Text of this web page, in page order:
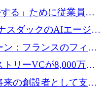
開始
る」ために従業員に
買い付けを実施
スダックのAIエージェ
の資金調達で
：フランスのフィン
リーVCが8,000万ド
ドン事務所を開設
の創設者として支援